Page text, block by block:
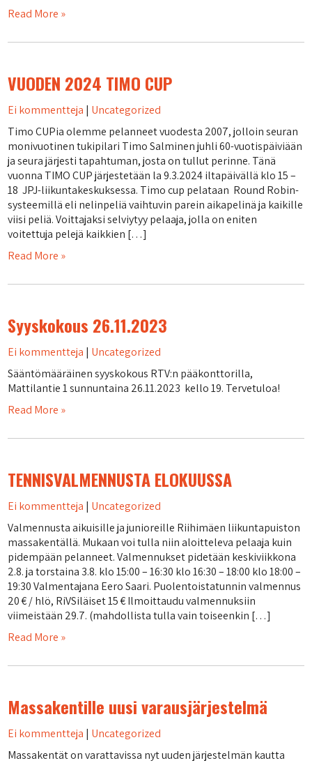
Read More »
VUODEN 2024 TIMO CUP
Ei kommentteja | Uncategorized
Timo CUPia olemme pelanneet vuodesta 2007, jolloin seuran
monivuotinen tukipilari Timo Salminen juhli 60-vuotispäiviään
ja seura järjesti tapahtuman, josta on tullut perinne. Tänä
vuonna TIMO CUP järjestetään la 9.3.2024 iltapäivällä klo 15 –
18 JPJ-liikuntakeskuksessa. Timo cup pelataan Round Robin-
systeemillä eli nelinpeliä vaihtuvin parein aikapelinä ja kaikille
viisi peliä. Voittajaksi selviytyy pelaaja, jolla on eniten
voitettuja pelejä kaikkien […]
Read More »
Syyskokous 26.11.2023
Ei kommentteja | Uncategorized
Sääntömääräinen syyskokous RTV:n pääkonttorilla,
Mattilantie 1 sunnuntaina 26.11.2023 kello 19. Tervetuloa!
Read More »
TENNISVALMENNUSTA ELOKUUSSA
Ei kommentteja | Uncategorized
Valmennusta aikuisille ja junioreille Riihimäen liikuntapuiston
massakentällä. Mukaan voi tulla niin aloitteleva pelaaja kuin
pidempään pelanneet. Valmennukset pidetään keskiviikkona
2.8. ja torstaina 3.8. klo 15:00 – 16:30 klo 16:30 – 18:00 klo 18:00 –
19:30 Valmentajana Eero Saari. Puolentoistatunnin valmennus
20 € / hlö, RiVSiläiset 15 € Ilmoittaudu valmennuksiin
viimeistään 29.7. (mahdollista tulla vain toiseenkin […]
Read More »
Massakentille uusi varausjärjestelmä
Ei kommentteja | Uncategorized
Massakentät on varattavissa nyt uuden järjestelmän kautta